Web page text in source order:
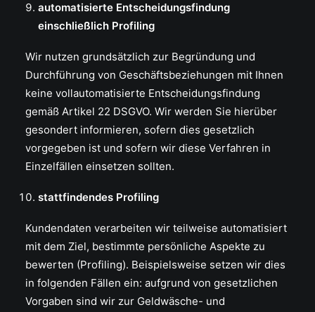
automatisierte Entscheidungsfindung
einschließlich Profiling
Wir nutzen grundsätzlich zur Begründung und
Durchführung von Geschäftsbeziehungen mit Ihnen
keine vollautomatisierte Entscheidungsfindung
gemäß Artikel 22 DSGVO. Wir werden Sie hierüber
gesondert informieren, sofern dies gesetzlich
vorgegeben ist und sofern wir diese Verfahren in
Einzelfällen einsetzen sollten.
stattfindendes Profiling
Kundendaten verarbeiten wir teilweise automatisiert
mit dem Ziel, bestimmte persönliche Aspekte zu
bewerten (Profiling). Beispielsweise setzen wir dies
in folgenden Fällen ein: aufgrund von gesetzlichen
Vorgaben sind wir zur Geldwäsche- und